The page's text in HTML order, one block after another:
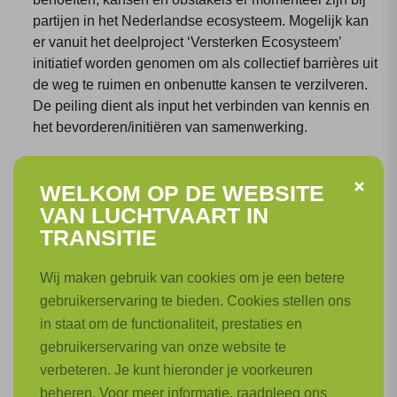
partijen in het Nederlandse ecosysteem. Mogelijk kan
er vanuit het deelproject ‘Versterken Ecosysteem’
initiatief worden genomen om als collectief barrières uit
de weg te ruimen en onbenutte kansen te verzilveren.
De peiling dient als input het verbinden van kennis en
het bevorderen/initiëren van samenwerking.
mogelijkheden voor het mappen van het ecosysteem
waarmee verschillende doorsnedes inzichtelijk
gemaakt kunnen worden. Op korte termijn wordt er
lange termijn wordt er ook gekeken naar het verwerken
van cross-sectorale en internationale partijen.
Internationale Samenwerking: internationale
samenwerking kan de kans van slagen van Luchtvaart
in Transitie (LiT) vergroten. Binnen dit deelproject wordt
WELKOM OP DE WEBSITE
VAN LUCHTVAART IN
TRANSITIE
Wij maken gebruik van cookies om je een betere
gebruikerservaring te bieden. Cookies stellen ons
in staat om de functionaliteit, prestaties en
gebruikerservaring van onze website te
verbeteren. Je kunt hieronder je voorkeuren
beheren. Voor meer informatie, raadpleeg ons